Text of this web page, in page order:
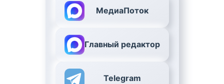
МедиаПоток
Главный редактор
Telegram